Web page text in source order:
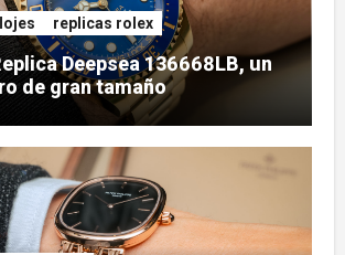
replicas rolex
Deepsea 136668LB, un
de gran tamaño